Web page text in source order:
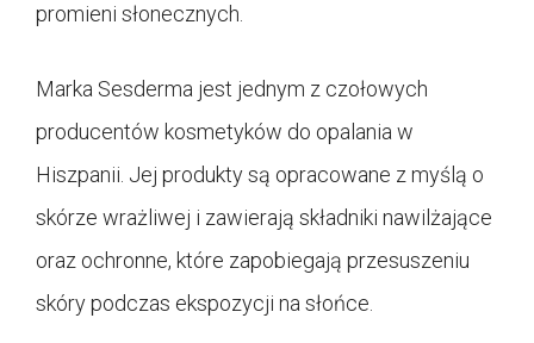
promieni słonecznych.
Marka Sesderma jest jednym z czołowych
producentów kosmetyków do opalania w
Hiszpanii. Jej produkty są opracowane z myślą o
skórze wrażliwej i zawierają składniki nawilżające
oraz ochronne, które zapobiegają przesuszeniu
skóry podczas ekspozycji na słońce.